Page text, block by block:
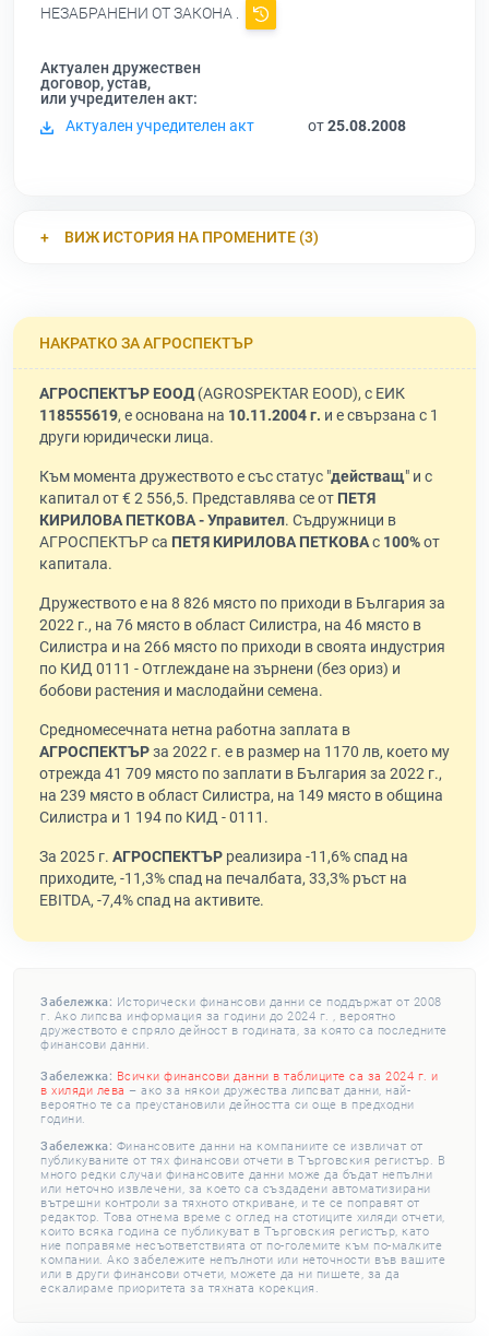
НЕЗАБРАНЕНИ ОТ ЗАКОНА .
Актуален дружествен
договор, устав,
или учредителен акт:
Актуален учредителен акт
от25.08.2008
ВИЖ ИСТОРИЯ НА ПРОМЕНИТЕ (3)
НАКРАТКО ЗА АГРОСПЕКТЪР
АГРОСПЕКТЪР ЕООД(AGROSPEKTAR EOOD), с ЕИК
118555619, е основана на 10.11.2004 г. и е свързана с 1
други юридически лица.
Към момента дружеството е със статус "действащ" и с
капитал от € 2 556,5. Представлява се от ПЕТЯ
КИРИЛОВА ПЕТКОВА - Управител. Съдружници в
АГРОСПЕКТЪР са ПЕТЯ КИРИЛОВА ПЕТКОВАс 100%от
капитала.
Дружеството е на 8 826 място по приходи в България за
2022 г., на 76 място в област Силистра, на 46 място в
Силистра и на 266 място по приходи в своята индустрия
по КИД 0111 - Отглеждане на зърнени (без ориз) и
бобови растения и маслодайни семена.
Средномесечната нетна работна заплата в
АГРОСПЕКТЪРза 2022 г. е в размер на 1170 лв, което му
отрежда 41 709 място по заплати в България за 2022 г.,
на 239 място в област Силистра, на 149 място в община
Силистра и 1 194 по КИД - 0111.
За 2025 г. АГРОСПЕКТЪР реализира -11,6% спад на
приходите, -11,3% спад на печалбата, 33,3% ръст на
EBITDA, -7,4% спад на активите.
Забележка: Исторически финансови данни се поддържат от 2008
г. Ако липсва информация за години до 2024 г. , вероятно
дружеството е спряло дейност в годината, за която са последните
финансови данни.
Забележка: Всички финансови данни в таблиците са за 2024 г. и
в хиляди лева – ако за някои дружества липсват данни, най-
вероятно те са преустановили дейността си още в предходни
години.
Забележка: Финансовите данни на компаниите се извличат от
публикуваните от тях финансови отчети в Търговския регистър. В
много редки случаи финансовите данни може да бъдат непълни
или неточно извлечени, за което са създадени автоматизирани
вътрешни контроли за тяхното откриване, и те се поправят от
редактор. Това отнема време с оглед на стотиците хиляди отчети,
които всяка година се публикуват в Търговския регистър, като
ние поправяме несъответствията от по-големите към по-малките
компании. Ако забележите непълноти или неточности във вашите
или в други финансови отчети, можете да ни пишете, за да
ескалираме приоритета за тяхната корекция.